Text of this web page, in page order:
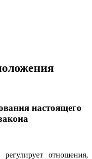
настоящего
отношения,